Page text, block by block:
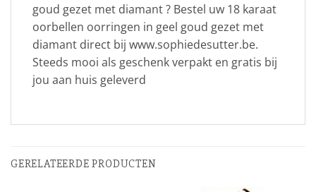
goud gezet met diamant ? Bestel uw 18 karaat
oorbellen oorringen in geel goud gezet met
diamant direct bij www.sophiedesutter.be.
Steeds mooi als geschenk verpakt en gratis bij
jou aan huis geleverd
GERELATEERDE PRODUCTEN